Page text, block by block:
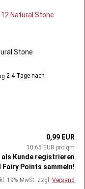
Stone
2-4 Tage nach
0,99 EUR
10,65 EUR pro qm
Kunde registrieren
Fairy Points sammeln!
19% MwSt. zzgl. Versand